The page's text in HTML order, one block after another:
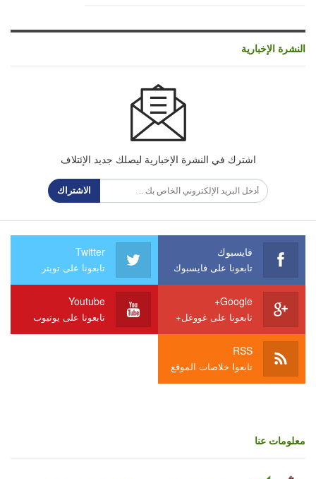
النشرة الإخبارية
اشترك في النشرة الإخبارية ليصلك جديد الإئتلاف
الاشتراك
فايسبوك
تابعونا على فايسبوك
Twitter
تابعونا على تويتر
Google+
تابعونا على غووغل+
Youtube
تابعونا على يوتيوب
RSS
تابعوا خلاصات الموقع
معلومات عنا